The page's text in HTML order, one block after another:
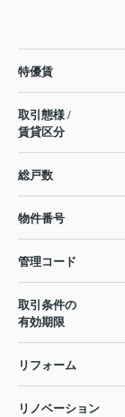
特優賃
取引態様 /
賃貸区分
総戸数
物件番号
管理コード
取引条件の
有効期限
リフォーム
リノベーション